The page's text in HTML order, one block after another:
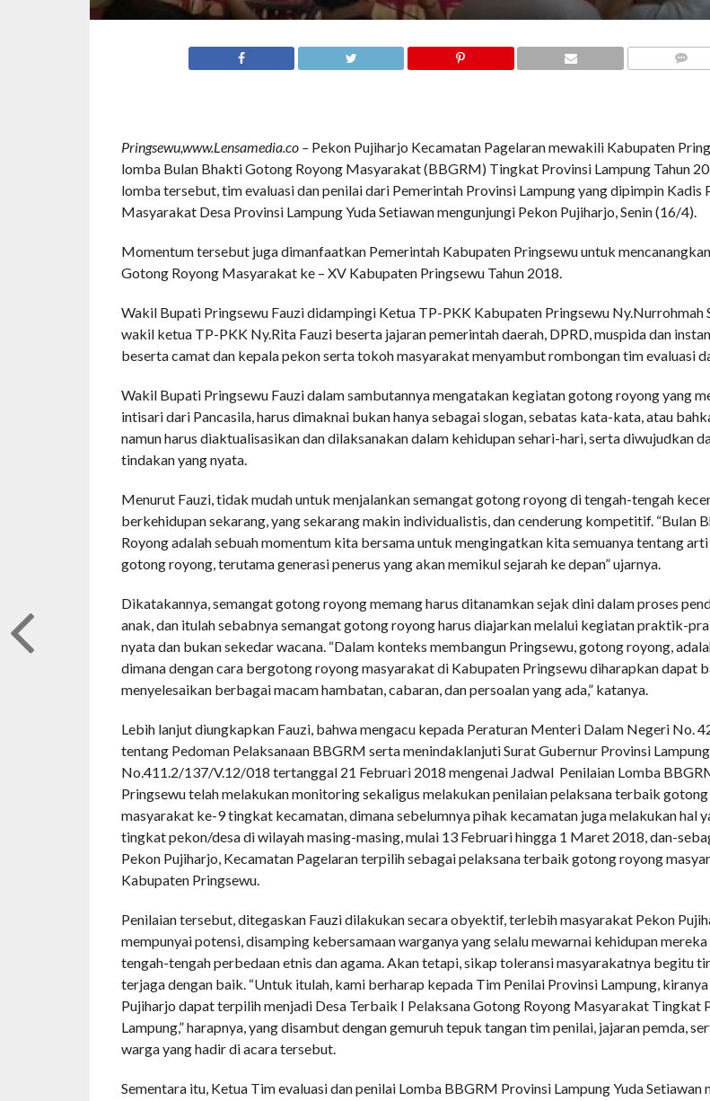
Pringsewu,www.Lensamedia.co –Pekon Pujiharjo Kecamatan Pagelaran mewakili Kabupaten
lomba Bulan Bhakti Gotong Royong Masyarakat (BBGRM) Tingkat Provinsi Lampung Tahun
lomba tersebut, tim evaluasi dan penilai dari Pemerintah Provinsi Lampung yang dipimpin Kadis
Masyarakat Desa Provinsi Lampung Yuda Setiawan mengunjungi Pekon Pujiharjo, Senin (16/4).
Momentum tersebut juga dimanfaatkan Pemerintah Kabupaten Pringsewu untuk
Gotong Royong Masyarakat ke – XV Kabupaten Pringsewu Tahun 2018.
Wakil Bupati Pringsewu Fauzi didampingi Ketua TP-PKK Kabupaten Pringsewu Ny.Nurrohmah
wakil ketua TP-PKK Ny.Rita Fauzi beserta jajaran pemerintah daerah, DPRD, muspida dan
beserta camat dan kepala pekon serta tokoh masyarakat menyambut rombongan tim evaluasi
Wakil Bupati Pringsewu Fauzi dalam sambutannya mengatakan kegiatan gotong royong yang
intisari dari Pancasila, harus dimaknai bukan hanya sebagai slogan, sebatas kata-kata, atau
namun harus diaktualisasikan dan dilaksanakan dalam kehidupan sehari-hari, serta diwujudkan
tindakan yang nyata.
Menurut Fauzi, tidak mudah untuk menjalankan semangat gotong royong di tengah-tengah
berkehidupan sekarang, yang sekarang makin individualistis, dan cenderung kompetitif. “Bulan
Royong adalah sebuah momentum kita bersama untuk mengingatkan kita semuanya tentang
gotong royong, terutama generasi penerus yang akan memikul sejarah ke depan” ujarnya.
Dikatakannya, semangat gotong royong memang harus ditanamkan sejak dini dalam proses
anak, dan itulah sebabnya semangat gotong royong harus diajarkan melalui kegiatan praktik-
nyata dan bukan sekedar wacana. “Dalam konteks membangun Pringsewu, gotong royong,
dimana dengan cara bergotong royong masyarakat di Kabupaten Pringsewu diharapkan dapat
menyelesaikan berbagai macam hambatan, cabaran, dan persoalan yang ada,” katanya.
Lebih lanjut diungkapkan Fauzi, bahwa mengacu kepada Peraturan Menteri Dalam Negeri No.
tentang Pedoman Pelaksanaan BBGRM serta menindaklanjuti Surat Gubernur Provinsi Lampung
No.411.2/137/V.12/018 tertanggal 21 Februari 2018 mengenai Jadwal Penilaian Lomba
Pringsewu telah melakukan monitoring sekaligus melakukan penilaian pelaksana terbaik
masyarakat ke-9 tingkat kecamatan, dimana sebelumnya pihak kecamatan juga melakukan hal
tingkat pekon/desa di wilayah masing-masing, mulai 13 Februari hingga 1 Maret 2018, dan-
Pekon Pujiharjo, Kecamatan Pagelaran terpilih sebagai pelaksana terbaik gotong royong
Kabupaten Pringsewu.
Penilaian tersebut, ditegaskan Fauzi dilakukan secara obyektif, terlebih masyarakat Pekon
mempunyai potensi, disamping kebersamaan warganya yang selalu mewarnai kehidupan
tengah-tengah perbedaan etnis dan agama. Akan tetapi, sikap toleransi masyarakatnya begitu
terjaga dengan baik. “Untuk itulah, kami berharap kepada Tim Penilai Provinsi Lampung,
Pujiharjo dapat terpilih menjadi Desa Terbaik I Pelaksana Gotong Royong Masyarakat Tingkat
Lampung,” harapnya, yang disambut dengan gemuruh tepuk tangan tim penilai, jajaran pemda,
warga yang hadir di acara tersebut.
Sementara itu, Ketua Tim evaluasi dan penilai Lomba BBGRM Provinsi Lampung Yuda Setiawan